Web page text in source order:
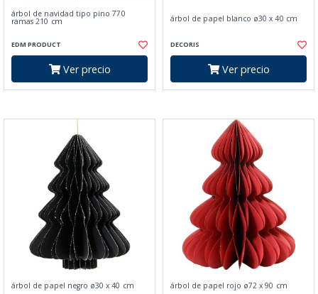
árbol de navidad tipo pino 770
ramas 210 cm
EDM PRODUCT
Ver precio
árbol de papel blanco ø30 x 40 cm
DECORIS
Ver precio
árbol de papel negro ø30 x 40 cm árbol de papel rojo ø72 x 90 cm